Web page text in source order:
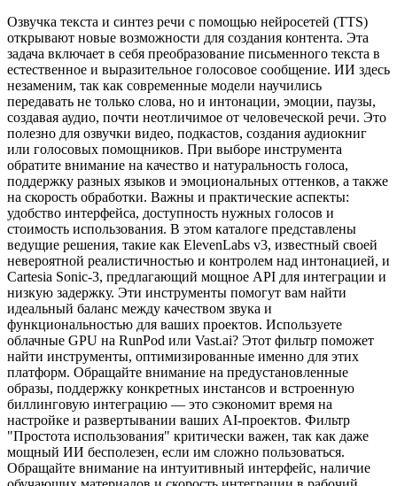
Озвучка текста и синтез речи с помощью нейросетей (TTS)
открывают новые возможности для создания контента. Эта
задача включает в себя преобразование письменного текста в
естественное и выразительное голосовое сообщение. ИИ здесь
незаменим, так как современные модели научились
передавать не только слова, но и интонации, эмоции, паузы,
создавая аудио, почти неотличимое от человеческой речи. Это
полезно для озвучки видео, подкастов, создания аудиокниг
или голосовых помощников. При выборе инструмента
обратите внимание на качество и натуральность голоса,
поддержку разных языков и эмоциональных оттенков, а также
на скорость обработки. Важны и практические аспекты:
удобство интерфейса, доступность нужных голосов и
стоимость использования. В этом каталоге представлены
ведущие решения, такие как ElevenLabs v3, известный своей
невероятной реалистичностью и контролем над интонацией, и
Cartesia Sonic-3, предлагающий мощное API для интеграции и
низкую задержку. Эти инструменты помогут вам найти
идеальный баланс между качеством звука и
функциональностью для ваших проектов. Используете
облачные GPU на RunPod или Vast.ai? Этот фильтр поможет
найти инструменты, оптимизированные именно для этих
платформ. Обращайте внимание на предустановленные
образы, поддержку конкретных инстансов и встроенную
биллинговую интеграцию — это сэкономит время на
настройке и развертывании ваших AI-проектов. Фильтр
"Простота использования" критически важен, так как даже
мощный ИИ бесполезен, если им сложно пользоваться.
Обращайте внимание на интуитивный интерфейс, наличие